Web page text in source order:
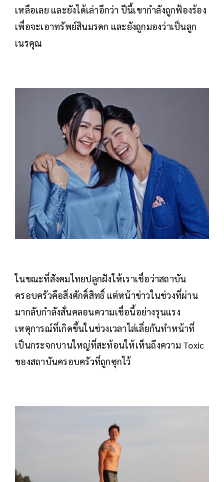
เหลือเลย และยังได้เล่าอีกว่า ปีนี้เขากำลังถูกฟ้องร้อง
เพื่อจะเอาทรัพย์สินมรดก และยังถูกมองว่าเป็นลูก
เนรคุณ
ในขณะที่สังคมไทยปลูกฝังให้เราเชื่อว่าสถาบัน
ครอบครัวคือสิ่งศักดิ์สิทธิ์ แต่หน้าข่าวในช่วงที่ผ่าน
มากลับกำลังสั่นคลอนความเชื่อนี้อย่างรุนแรง
เหตุการณ์ที่เกิดขึ้นในช่วงเวลาไล่เลี่ยกันทำหน้าที่
เป็นกระจกบานใหญ่ที่สะท้อนให้เห็นถึงความ Toxic
ของสถาบันครอบครัวที่ถูกซุกไว้